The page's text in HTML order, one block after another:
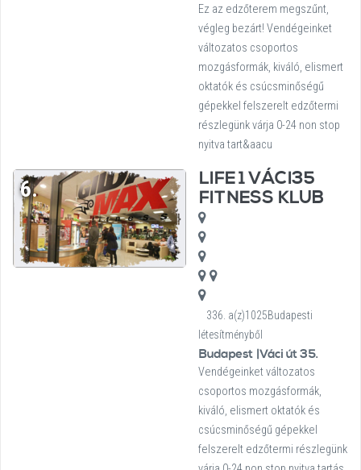
Ez az edzőterem megszűnt,
végleg bezárt! Vendégeinket
változatos csoportos
mozgásformák, kiváló, elismert
oktatók és csúcsminőségű
gépekkel felszerelt edzőtermi
részlegünk várja 0-24 non stop
nyitva tart&aacu
6.
LIFE 1 VÁCI35
FITNESS KLUB
336. a(z)1025Budapesti
létesítményből
Budapest |Váci út 35.
Vendégeinket változatos
csoportos mozgásformák,
kiváló, elismert oktatók és
csúcsminőségű gépekkel
felszerelt edzőtermi részlegünk